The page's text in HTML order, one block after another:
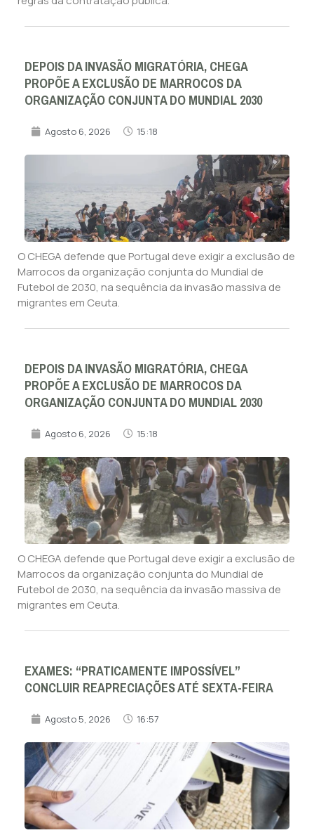
DEPOIS DA INVASÃO MIGRATÓRIA, CHEGA
PROPÕE A EXCLUSÃO DE MARROCOS DA
ORGANIZAÇÃO CONJUNTA DO MUNDIAL 2030
Agosto 6, 2026 15:18
O CHEGA defende que Portugal deve exigir a exclusão de
Marrocos da organização conjunta do Mundial de
Futebol de 2030, na sequência da invasão massiva de
migrantes em Ceuta.
DEPOIS DA INVASÃO MIGRATÓRIA, CHEGA
PROPÕE A EXCLUSÃO DE MARROCOS DA
ORGANIZAÇÃO CONJUNTA DO MUNDIAL 2030
Agosto 6, 2026 15:18
O CHEGA defende que Portugal deve exigir a exclusão de
Marrocos da organização conjunta do Mundial de
Futebol de 2030, na sequência da invasão massiva de
migrantes em Ceuta.
EXAMES: “PRATICAMENTE IMPOSSÍVEL”
CONCLUIR REAPRECIAÇÕES ATÉ SEXTA-FEIRA
Agosto 5, 2026 16:57